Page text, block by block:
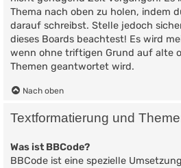
Thema nach oben zu holen, indem
darauf schreibst. Stelle jedoch
dieses Boards beachtest! Es wird
wenn ohne triftigen Grund auf alte
Themen geantwortet wird.
Nach oben
Textformatierung und
Was ist BBCode?
BBCode ist eine spezielle